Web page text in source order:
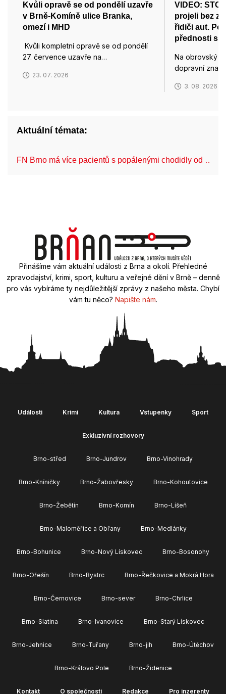
Kvůli opravě se od pondělí uzavře
v Brně-Komíně ulice Branka,
omezí i MHD
Kvůli kompletní opravě se od pondělí
27. července uzavře na…
23. 07. 2026
VIDEO:
projeli bez
řidiči aut.
přednosti
Na obrovský
dopravní
3. 08. 2026
Aktuální témata:
FN Brno má více pacientů s popálenými chodidly od …
Přinášíme vám aktuální události z Brna a okolí. Přehledné
zpravodajství, krimi, sport, kulturu a veřejné dění v Brně – denně
pro vás vybíráme ty nejdůležitější zprávy z našeho města. Chybí
vám tu něco? Napište nám.
Události Krimi Kultura Vstupenky Sport
Exkluzivní rozhovory
Brno-střed Brno-Jundrov Brno-Vinohrady
Brno-Kníničky Brno-Žabovřesky Brno-Kohoutovice
Brno-Žebětín Brno-Komín Brno-Líšeň
Brno-Maloměřice a Obřany Brno-Medlánky
Brno-Bohunice Brno-Nový Lískovec Brno-Bosonohy
Brno-Ořešín Brno-Bystrc Brno-Řečkovice a Mokrá Hora
Brno-Černovice Brno-sever Brno-Chrlice
Brno-Slatina Brno-Ivanovice Brno-Starý Lískovec
Brno-Jehnice Brno-Tuřany Brno-jih Brno-Útěchov
Brno-Královo Pole Brno-Židenice
Kontakt O společnosti Redakce Pro inzerenty